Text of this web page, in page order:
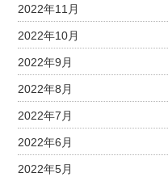
2022年11月
2022年10月
2022年9月
2022年8月
2022年7月
2022年6月
2022年5月